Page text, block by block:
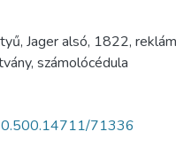
, Jager alsó, 1822,
, számolócédula
71336